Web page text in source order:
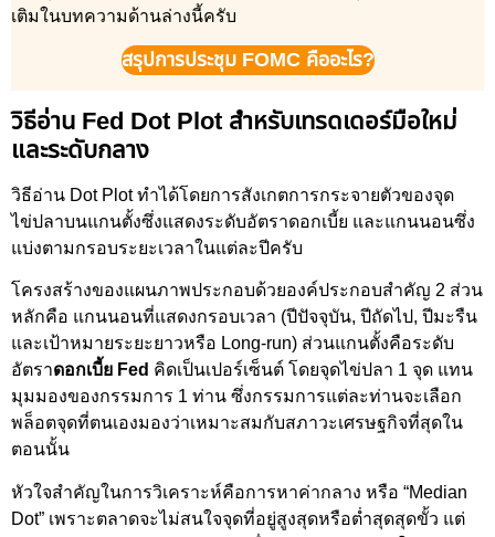
เติมในบทความด้านล่างนี้ครับ
สรุปการประชุม FOMC คืออะไร?
วิธีอ่าน Fed Dot Plot สำหรับเทรดเดอร์มือใหม่
และระดับกลาง
วิธีอ่าน Dot Plot ทำได้โดยการสังเกตการกระจายตัวของจุด
ไข่ปลาบนแกนตั้งซึ่งแสดงระดับอัตราดอกเบี้ย และแกนนอนซึ่ง
แบ่งตามกรอบระยะเวลาในแต่ละปีครับ
โครงสร้างของแผนภาพประกอบด้วยองค์ประกอบสำคัญ 2 ส่วน
หลักคือ แกนนอนที่แสดงกรอบเวลา (ปีปัจจุบัน, ปีถัดไป, ปีมะรืน
และเป้าหมายระยะยาวหรือ Long-run) ส่วนแกนตั้งคือระดับ
อัตราดอกเบี้ย Fed คิดเป็นเปอร์เซ็นต์ โดยจุดไข่ปลา 1 จุด แทน
มุมมองของกรรมการ 1 ท่าน ซึ่งกรรมการแต่ละท่านจะเลือก
พล็อตจุดที่ตนเองมองว่าเหมาะสมกับสภาวะเศรษฐกิจที่สุดใน
ตอนนั้น
หัวใจสำคัญในการวิเคราะห์คือการหาค่ากลาง หรือ “Median
Dot” เพราะตลาดจะไม่สนใจจุดที่อยู่สูงสุดหรือต่ำสุดสุดขั้ว แต่